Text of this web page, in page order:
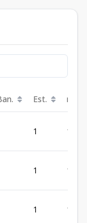
Est. m²
1 110
1 100
1 110